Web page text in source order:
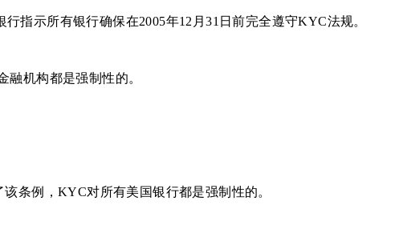
指示所有银行确保在2005年12月31日前完全遵守KYC法规。
机构都是强制性的。
条例，KYC对所有美国银行都是强制性的。